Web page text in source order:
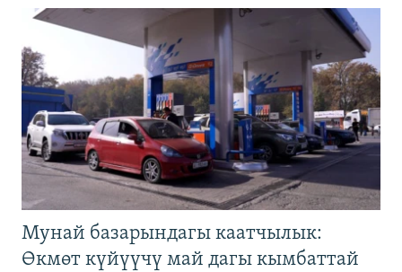
Мунай базарындагы каатчылык:
Өкмөт күйүүчү май дагы кымбаттай